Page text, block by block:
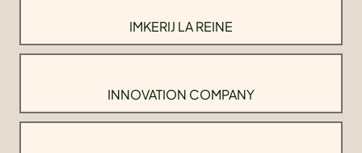
IMKERIJ LA REINE
INNOVATION COMPANY